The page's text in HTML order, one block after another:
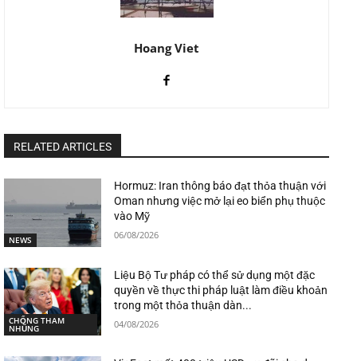
Hoang Viet
RELATED ARTICLES
NEWS
Hormuz: Iran thông báo đạt thỏa thuận với
Oman nhưng việc mở lại eo biển phụ thuộc
vào Mỹ
06/08/2026
CHỐNG THAM
NHŨNG
Liệu Bộ Tư pháp có thể sử dụng một đặc
quyền về thực thi pháp luật làm điều khoản
trong một thỏa thuận dàn...
04/08/2026